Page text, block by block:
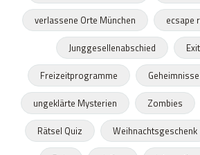
verlassene Orte München
ecsape
Junggesellenabschied
Freizeitprogramme
ungeklärte Mysterien
Zombies
Rätsel Quiz
Weihnachtsgeschenk